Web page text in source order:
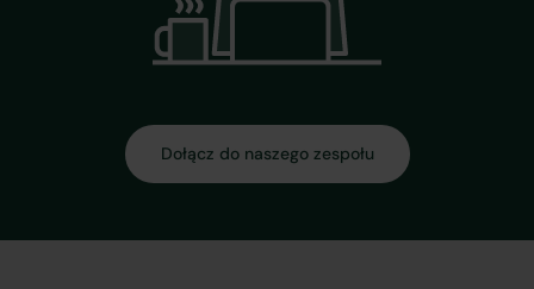
Dołącz do naszego zespołu